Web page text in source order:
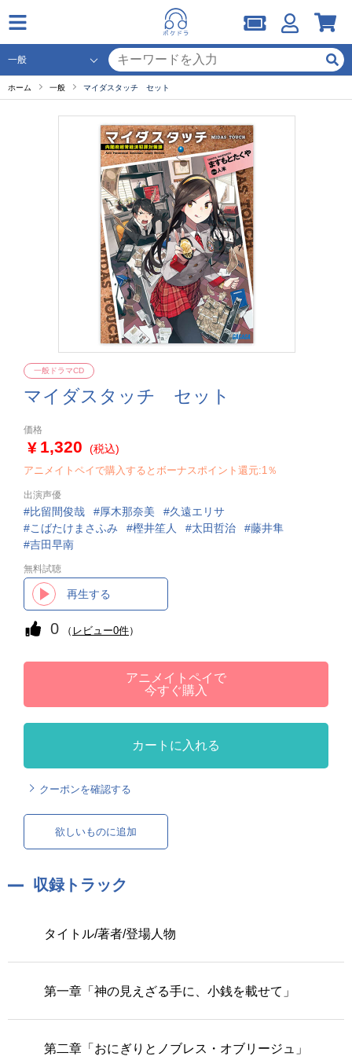
ホーム 一般 マイダスタッチ セット
マイダスタッチ セット
一般ドラマCD
価格
1,320 (税込)
アニメイトペイで購入するとボーナスポイント還元:1％
出演声優
比留間俊哉 厚木那奈美
久遠エリサ
こばたけまさふみ
樫井笙人 太田哲治
藤井隼
吉田早南
無料試聴
再生する
0 （ レビュー0件）
アニメイトペイで
今すぐ購入
カートに入れる
クーポンを確認する
欲しいものに追加
収録トラック
タイトル/著者/登場人物
第一章「神の見えざる手に、小銭を載せて」
第二章「おにぎりとノブレス・オブリージュ」